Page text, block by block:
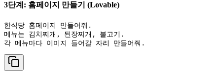
3단계: 홈페이지 만들기 (Lovable)
한식당 홈페이지 만들어줘.
메뉴는 김치찌개, 된장찌개, 불고기.